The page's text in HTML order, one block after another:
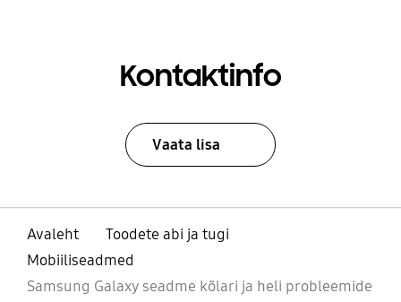
Kontaktinfo
Vaata lisa
Avaleht
Toodete abi ja tugi
Mobiiliseadmed
Samsung Galaxy seadme kõlari ja heli probleemide